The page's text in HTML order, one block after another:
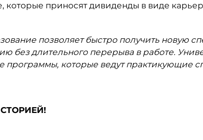
которые приносят дивиденды в виде
позволяет быстро получить новую
без длительного перерыва в работе.
программы, которые ведут практикующие